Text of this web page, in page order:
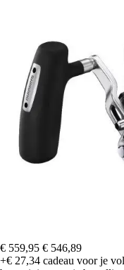
€ 559,95 € 546,89
+€ 27,34 cadeau voor je